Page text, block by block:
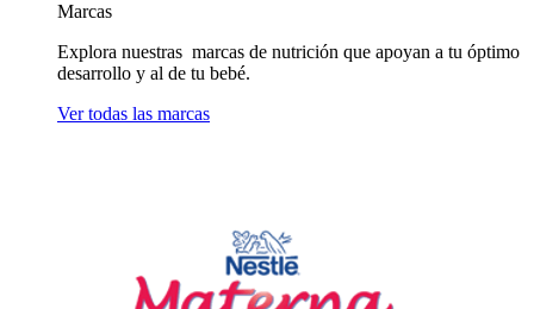
Marcas
Explora nuestras marcas de nutrición que apoyan a tu óptimo
desarrollo y al de tu bebé.
Ver todas las marcas